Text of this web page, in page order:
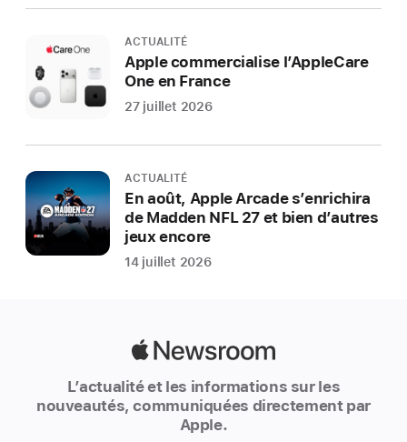
ACTUALITÉ
Apple commercialise l’AppleCare
One en France
27 juillet 2026
ACTUALITÉ
En août, Apple Arcade s’enrichira
de Madden NFL 27 et bien d’autres
jeux encore
14 juillet 2026
L’actualité et les informations sur les
nouveautés, communiquées directement par
Apple.